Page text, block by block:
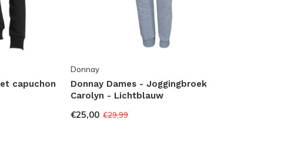
capuchon
Donnay
Donnay Dames - Joggingbroek
Carolyn - Lichtblauw
€25,00 €29,99